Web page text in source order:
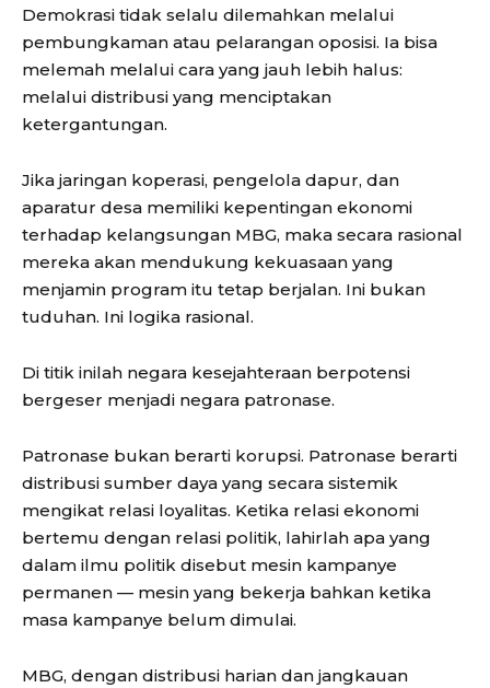
Demokrasi tidak selalu dilemahkan melalui
pembungkaman atau pelarangan oposisi. Ia bisa
melemah melalui cara yang jauh lebih halus:
melalui distribusi yang menciptakan
ketergantungan.
Jika jaringan koperasi, pengelola dapur, dan
aparatur desa memiliki kepentingan ekonomi
terhadap kelangsungan MBG, maka secara rasional
mereka akan mendukung kekuasaan yang
menjamin program itu tetap berjalan. Ini bukan
tuduhan. Ini logika rasional.
Di titik inilah negara kesejahteraan berpotensi
bergeser menjadi negara patronase.
Patronase bukan berarti korupsi. Patronase berarti
distribusi sumber daya yang secara sistemik
mengikat relasi loyalitas. Ketika relasi ekonomi
bertemu dengan relasi politik, lahirlah apa yang
dalam ilmu politik disebut mesin kampanye
permanen — mesin yang bekerja bahkan ketika
masa kampanye belum dimulai.
MBG, dengan distribusi harian dan jangkauan